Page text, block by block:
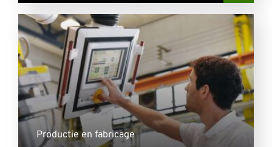
Productie en fabricage